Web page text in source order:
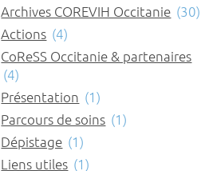
Archives COREVIH Occitanie (30)
Actions (4)
CoReSS Occitanie & partenaires
(4)
Présentation (1)
Parcours de soins (1)
Dépistage (1)
Liens utiles (1)